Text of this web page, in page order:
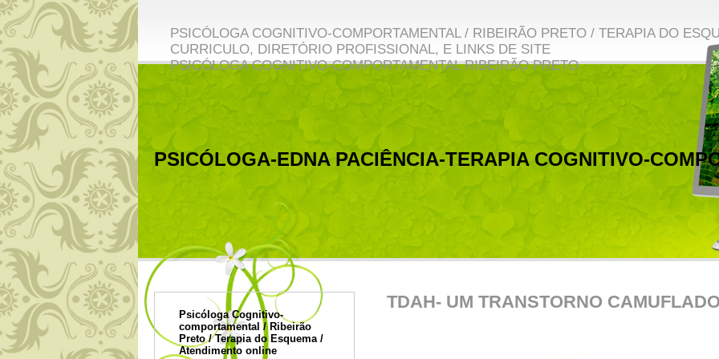
PSICÓLOGA COGNITIVO-COMPORTAMENTAL / RIBEIRÃO PRETO / TERAPIA DO
CURRICULO, DIRETÓRIO PROFISSIONAL, E LINKS DE SITE
PSICÓLOGA COGNITIVO-COMPORTAMENTAL RIBEIRÃO PRETO
PSICÓLOGA-EDNA PACIÊNCIA-TERAPIA COGNITIVO-
Psicóloga Cognitivo-
comportamental / Ribeirão
Preto / Terapia do Esquema /
Atendimento online
TDAH- UM TRANSTORNO CAMUFLADO
TDAH- um transtorno camuflado